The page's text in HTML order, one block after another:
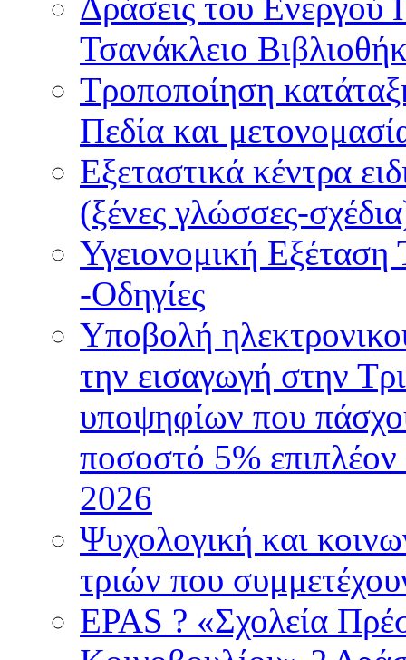
Τσανάκλειο
Τροποποίηση
Πεδία και
Εξεταστικά κέντρα
(ξένες γλώσσες-
Υγειονομική
-Οδηγίες
Υποβολή
την εισαγωγή στην
υποψηφίων που
ποσοστό 5%
2026
Ψυχολογική και
τριών που
EPAS ? «Σχολεία